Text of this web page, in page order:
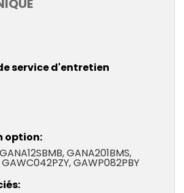
service d'entretien
option
GANA201BMS,
GAWP082PBY